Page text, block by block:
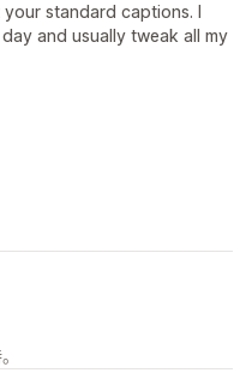
standard captions. I
and usually tweak all my